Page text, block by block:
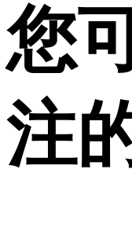
您
注